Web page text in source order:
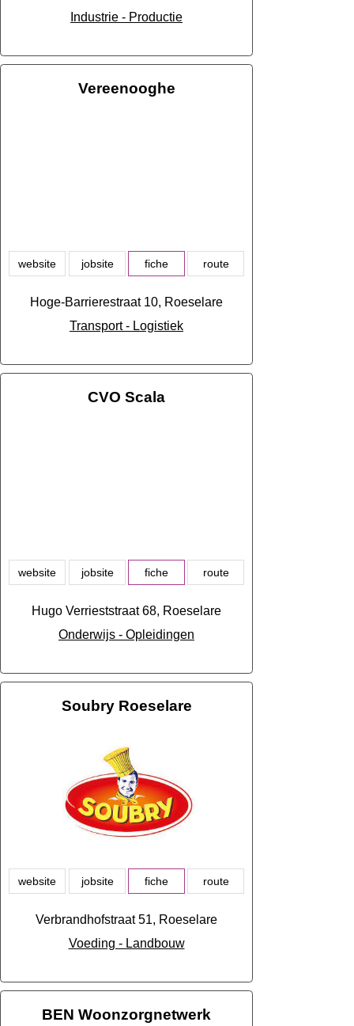
Industrie - Productie
Vereenooghe
website jobsite fiche route
Hoge-Barrierestraat 10, Roeselare
Transport - Logistiek
CVO Scala
website jobsite fiche route
Hugo Verrieststraat 68, Roeselare
Onderwijs - Opleidingen
Soubry Roeselare
website jobsite fiche route
Verbrandhofstraat 51, Roeselare
Voeding - Landbouw
BEN Woonzorgnetwerk